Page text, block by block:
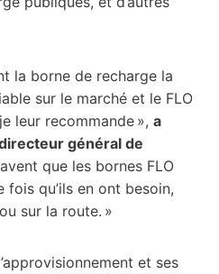
la borne de recharge la
sur le marché et le FLO
leur recommande », a
général de
que les bornes FLO
qu’ils en ont besoin,
sur la route. »
et ses